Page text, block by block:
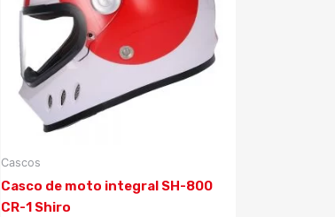
Cascos
Casco de moto integral SH-800
CR-1 Shiro